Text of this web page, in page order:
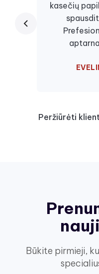
kasečių
Peržiūrėti
Būkite pirmieji,